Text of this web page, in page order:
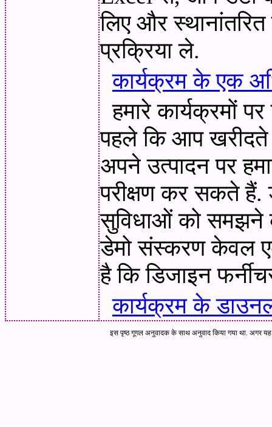
लिए और
प्रक्रिया ले.
कार्यक्रम के एक
हमारे कार्यक्रमों
पहले कि आप
अपने उत्पादन पर
परीक्षण कर सकते
सुविधाओं को समझने
डेमो संस्करण केवल
है कि डिजाइन
कार्यक्रम के
इस पृष्ठ गूगल अनुवादक के साथ अनुवाद किया गया था. अगर